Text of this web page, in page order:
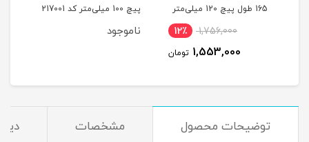
165 طول پیچ 120 میلی‌متر
1,756,000 12٪
1,553,000 تومان
پیچ 100 میلی‌متر کد 217001
ناموجود
توضیحات محصول مشخصات